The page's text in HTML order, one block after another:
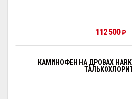
112 500₽
КАМИНОФЕН НА ДРОВАХ